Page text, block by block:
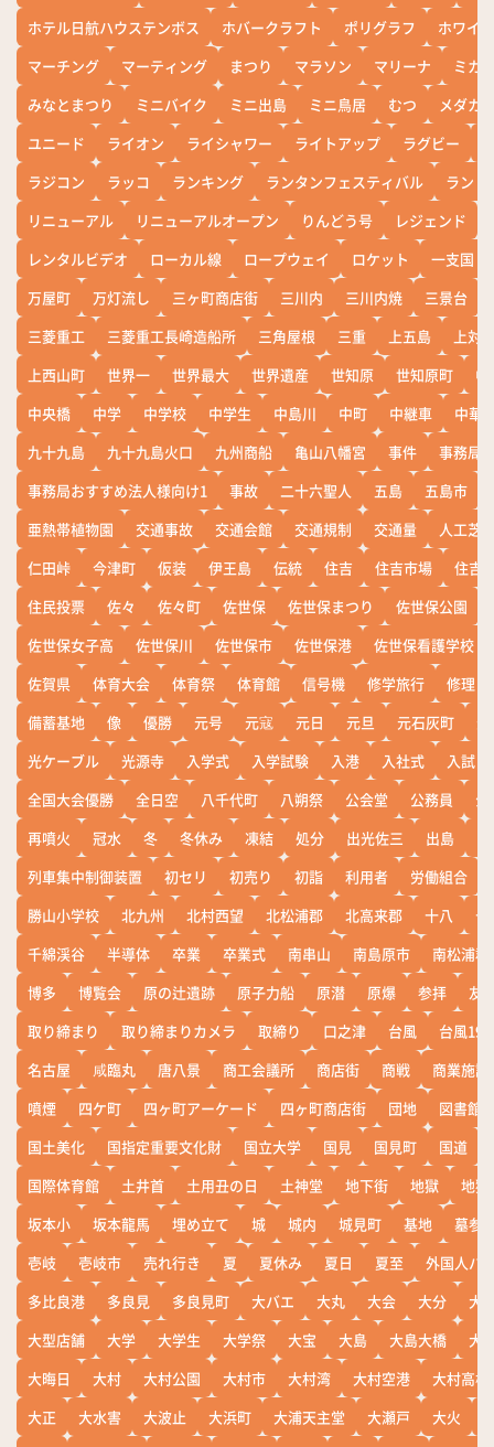
ホテル日航ハウステンボス
ホバークラフト ポリグラフ
ホワイ
マーチング
マーティング まつり マラソン マリーナ
ミカ
みなとまつり
ミニバイク ミニ出島 ミニ鳥居 むつ
メダカ
ユニード
ライオン ライシャワー ライトアップ ラグビー
ラジコン
ラッコ ランキング ランタンフェスティバル
ランド
リニューアル
リニューアルオープン りんどう号 レジェンド
レンタルビデオ
ローカル線 ロープウェイ ロケット
一支国
万屋町
万灯流し 三ヶ町商店街 三川内 三川内焼 三景台
三菱重工
三菱重工長崎造船所 三角屋根 三重 上五島
上対
上西山町
世界一 世界最大 世界遺産 世知原 世知原町
中
中央橋
中学 中学校 中学生 中島川 中町 中継車
中華
九十九島
九十九島火口 九州商船 亀山八幡宮 事件
事務局
事務局おすすめ法人様向け1
事故 二十六聖人 五島 五島市
亜熱帯植物園
交通事故 交通会館 交通規制 交通量
人工芝
仁田峠
今津町 仮装 伊王島 伝統 住吉 住吉市場
住吉
住民投票
佐々 佐々町 佐世保 佐世保まつり 佐世保公園
佐世保女子高
佐世保川 佐世保市 佐世保港
佐世保看護学校
佐賀県
体育大会 体育祭 体育館 信号機 修学旅行
修理
備蓄基地
像 優勝 元号 元寇 元日 元旦 元石灰町
光ケーブル
光源寺 入学式 入学試験 入港 入社式
入試
全国大会優勝
全日空 八千代町 八朔祭 公会堂 公務員
公
再噴火
冠水 冬 冬休み 凍結 処分 出光佐三 出島
列車集中制御装置
初セリ 初売り 初詣 利用者 労働組合
勝山小学校
北九州 北村西望 北松浦郡 北高来郡 十八
十
千綿渓谷
半導体 卒業 卒業式 南串山 南島原市
南松浦郡
博多
博覧会 原の辻遺跡 原子力船 原潜 原爆 参拝
友
取り締まり
取り締まりカメラ 取締り 口之津 台風
台風19
名古屋
咸臨丸 唐八景 商工会議所 商店街 商戦
商業施設
噴煙
四ケ町 四ヶ町アーケード 四ヶ町商店街 団地
図書館
国土美化
国指定重要文化財 国立大学 国見 国見町 国道
国際体育館
土井首 土用丑の日 土神堂 地下街 地獄
地獄
坂本小
坂本龍馬 埋め立て 城 城内 城見町 基地
墓参
壱岐
壱岐市 売れ行き 夏 夏休み 夏日 夏至
外国人バ
多比良港
多良見 多良見町 大バエ 大丸 大会 大分
大
大型店舗
大学 大学生 大学祭 大宝 大島 大島大橋
大
大晦日
大村 大村公園 大村市 大村湾 大村空港
大村高校
大正
大水害 大波止 大浜町 大浦天主堂 大瀬戸 大火